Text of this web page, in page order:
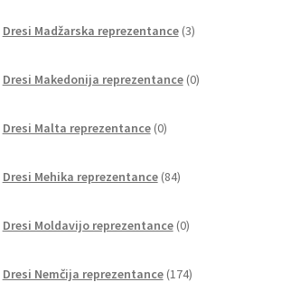
Dresi Madžarska reprezentance 3izdelki
Dresi Makedonija reprezentance 0izdelkov
Dresi Malta reprezentance 0izdelkov
Dresi Mehika reprezentance 84izdelkov
Dresi Moldavijo reprezentance 0izdelkov
Dresi Nemčija reprezentance 174izdelkov